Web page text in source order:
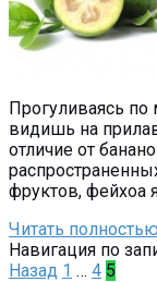
Прогуливаясь по
видишь на
отличие от
фруктов, фейхоа
Читать полностью
Навигация по
Назад 1 … 4 5